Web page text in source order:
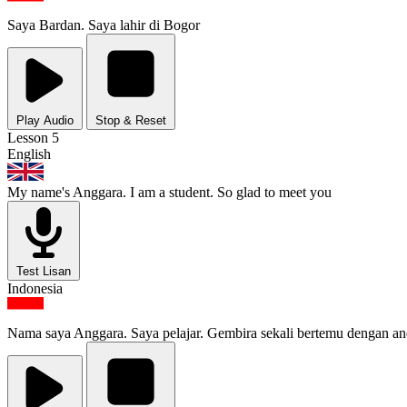
Saya Bardan. Saya lahir di Bogor
Play Audio Stop & Reset
Lesson 5
English
My name's Anggara. I am a student. So glad to meet you
Test Lisan
Indonesia
Nama saya Anggara. Saya pelajar. Gembira sekali bertemu dengan